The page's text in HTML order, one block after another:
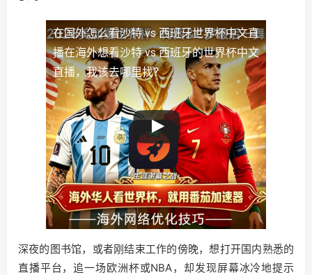
在国外怎么看沙特 vs 西班牙世界杯中文直
播在海外想看沙特 vs 西班牙的世界杯中文
直播，我该去哪里找？
深夜的图书馆，或者刚结束工作的傍晚，想打开国内熟悉的
直播平台，追一场欧洲杯或NBA，却发现屏幕冰冷地提示